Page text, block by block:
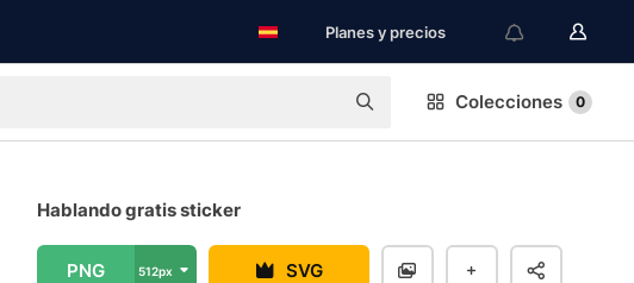
Planes y precios
Colecciones 0
Hablando gratis sticker
PNG 512px SVG